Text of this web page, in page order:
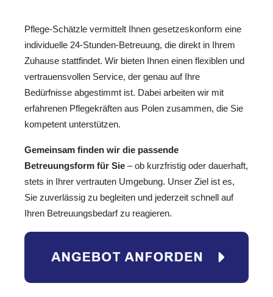
Pflege-Schätzle vermittelt Ihnen gesetzeskonform eine
individuelle 24-Stunden-Betreuung, die direkt in Ihrem
Zuhause stattfindet. Wir bieten Ihnen einen flexiblen und
vertrauensvollen Service, der genau auf Ihre
Bedürfnisse abgestimmt ist. Dabei arbeiten wir mit
erfahrenen Pflegekräften aus Polen zusammen, die Sie
kompetent unterstützen.
Gemeinsam finden wir die passende
Betreuungsform für Sie – ob kurzfristig oder dauerhaft,
stets in Ihrer vertrauten Umgebung. Unser Ziel ist es,
Sie zuverlässig zu begleiten und jederzeit schnell auf
Ihren Betreuungsbedarf zu reagieren.